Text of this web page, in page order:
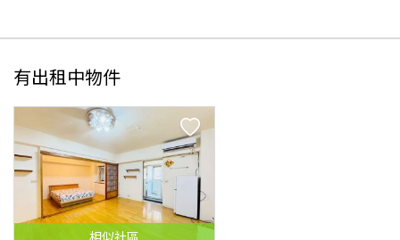
有出租中物件
相似社區